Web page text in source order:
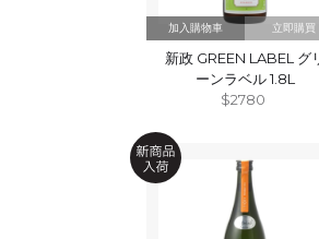
立即購買
新政 GREEN LABEL グ
ーンラベル 1.8L
$2780